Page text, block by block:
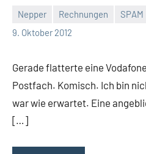
Nepper Rechnungen SPAM
9. Oktober 2012
Thomas
Ein
Gerade flatterte eine
Postfach. Komisch. Ich bin
war wie erwartet. Eine
[…]